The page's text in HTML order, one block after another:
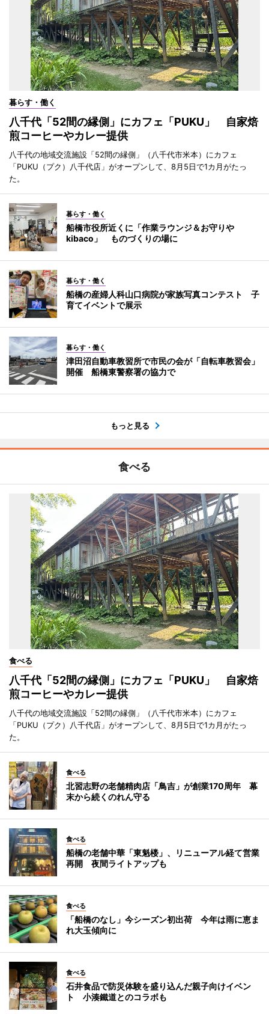
暮らす・働く
八千代「52間の縁側」にカフェ「PUKU」 自家焙
煎コーヒーやカレー提供
八千代の地域交流施設「52間の縁側」（八千代市米本）にカフェ
「PUKU（プク）八千代店」がオープンして、8月5日で1カ月がたっ
た。
暮らす・働く
船橋市役所近くに「作業ラウンジ＆お守りや
kibaco」 ものづくりの場に
暮らす・働く
船橋の産婦人科山口病院が家族写真コンテスト 子
育てイベントで展示
暮らす・働く
津田沼自動車教習所で市民の会が「自転車教習会」
開催 船橋東警察署の協力で
もっと見る
食べる
食べる
八千代「52間の縁側」にカフェ「PUKU」 自家焙
煎コーヒーやカレー提供
八千代の地域交流施設「52間の縁側」（八千代市米本）にカフェ
「PUKU（プク）八千代店」がオープンして、8月5日で1カ月がたっ
た。
食べる
北習志野の老舗精肉店「鳥吉」が創業170周年 幕
末から続くのれん守る
食べる
船橋の老舗中華「東魁楼」、リニューアル経て営業
再開 夜間ライトアップも
食べる
「船橋のなし」今シーズン初出荷 今年は雨に恵ま
れ大玉傾向に
食べる
石井食品で防災体験を盛り込んだ親子向けイベン
ト 小湊鐵道とのコラボも